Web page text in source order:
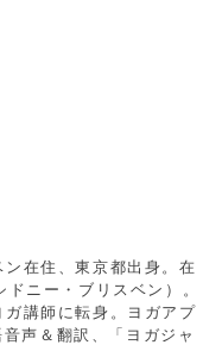
在住、東京都出身。在
ニー・ブリスベン）。
講師に転身。ヨガアプ
声＆翻訳、「ヨガジャ